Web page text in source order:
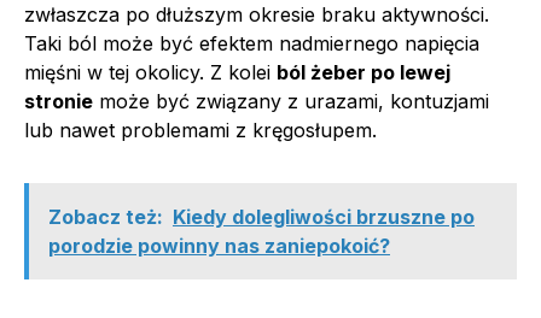
zwłaszcza po dłuższym okresie braku aktywności.
Taki ból może być efektem nadmiernego napięcia
mięśni w tej okolicy. Z kolei ból żeber po lewej
stronie może być związany z urazami, kontuzjami
lub nawet problemami z kręgosłupem.
Zobacz też: Kiedy dolegliwości brzuszne po
porodzie powinny nas zaniepokoić?